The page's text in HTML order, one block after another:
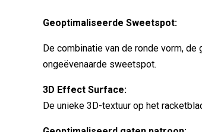
Geoptimaliseerde Sweetspot:
De combinatie van de ronde vorm,
ongeëvenaarde sweetspot.
3D Effect Surface:
De unieke 3D-textuur op het